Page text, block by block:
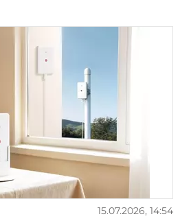
15.07.2026, 14:54